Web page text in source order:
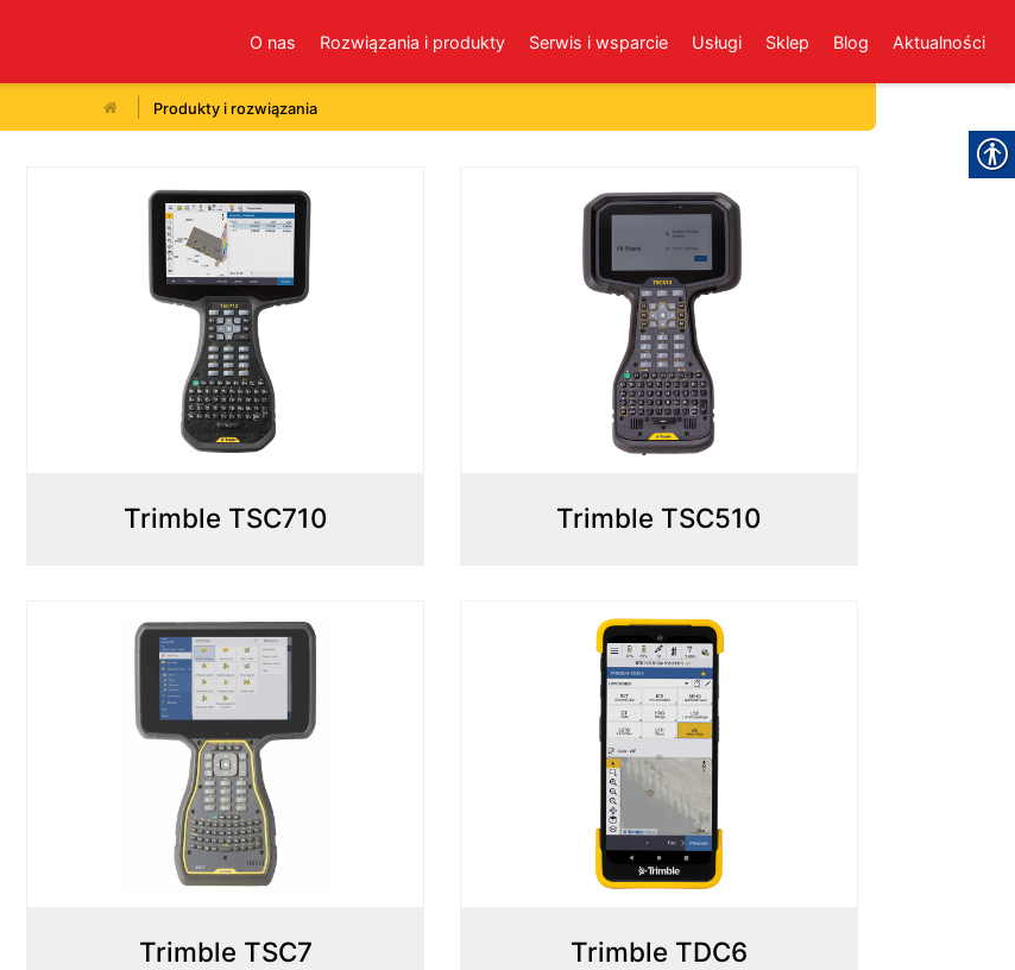
O nas Rozwiązania i produkty Serwis i wsparcie Usługi Sklep Blog Aktualności
Produkty i rozwiązania
Trimble TSC710 Trimble TSC510
Trimble TSC7 Trimble TDC6